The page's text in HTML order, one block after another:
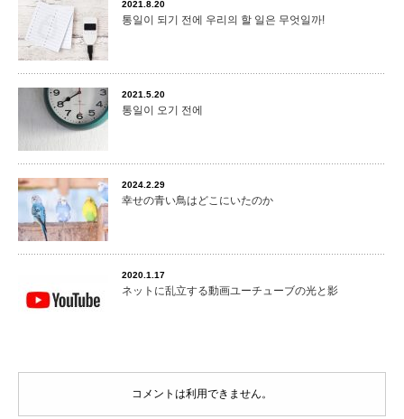
2021.8.20
통일이 되기 전에 우리의 할 일은 무엇일까!
2021.5.20
통일이 오기 전에
2024.2.29
幸せの青い鳥はどこにいたのか
2020.1.17
ネットに乱立する動画ユーチューブの光と影
コメントは利用できません。